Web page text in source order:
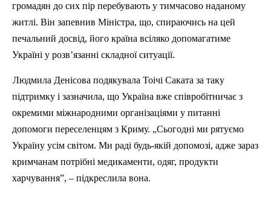
громадян до сих пір перебувають у тимчасово наданому
житлі. Він запевнив Міністра, що, спираючись на цей
печальний досвід, його країна всіляко допомагатиме
Україні у розв’язанні складної ситуації.
Людмила Денісова подякувала Тоічі Саката за таку
підтримку і зазначила, що Україна вже співробітничає з
окремими міжнародними організаціями у питанні
допомоги переселенцям з Криму. „Сьогодні ми рятуємо
Україну усім світом. Ми раді будь-якій допомозі, адже зараз
кримчанам потрібні медикаменти, одяг, продукти
харчування”, – підкреслила вона.